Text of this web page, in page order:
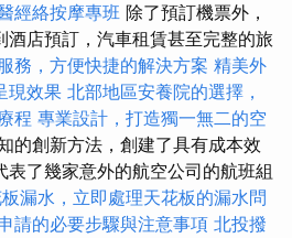
經絡按摩專班 除了預訂機票外，
酒店預訂，汽車租賃甚至完整的旅
務，方便快捷的解決方案 精美外
現效果 北部地區安養院的選擇，
程 專業設計，打造獨一無二的空
的創新方法，創建了具有成本效
了幾家意外的航空公司的航班組
漏水，立即處理天花板的漏水問
請的必要步驟與注意事項 北投撥